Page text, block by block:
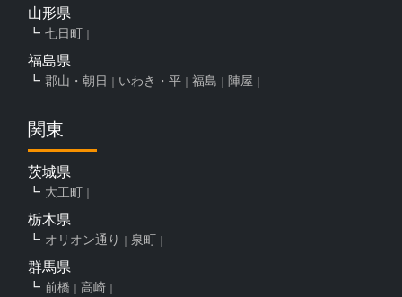
山形県
七日町
福島県
郡山・朝日 いわき・平 福島 陣屋
関東
茨城県
大工町
栃木県
オリオン通り 泉町
群馬県
前橋 高崎